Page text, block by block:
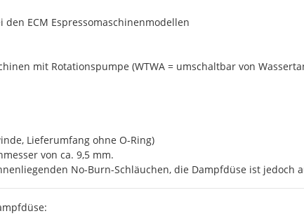
ECM Espressomaschinenmodellen
mit Rotationspumpe (WTWA = umschaltbar von
Lieferumfang ohne O-Ring)
von ca. 9,5 mm.
No-Burn-Schläuchen, die Dampfdüse ist jedoch